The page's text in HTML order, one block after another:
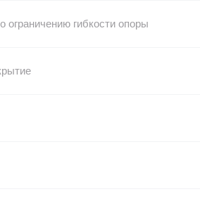
ограничению гибкости опоры